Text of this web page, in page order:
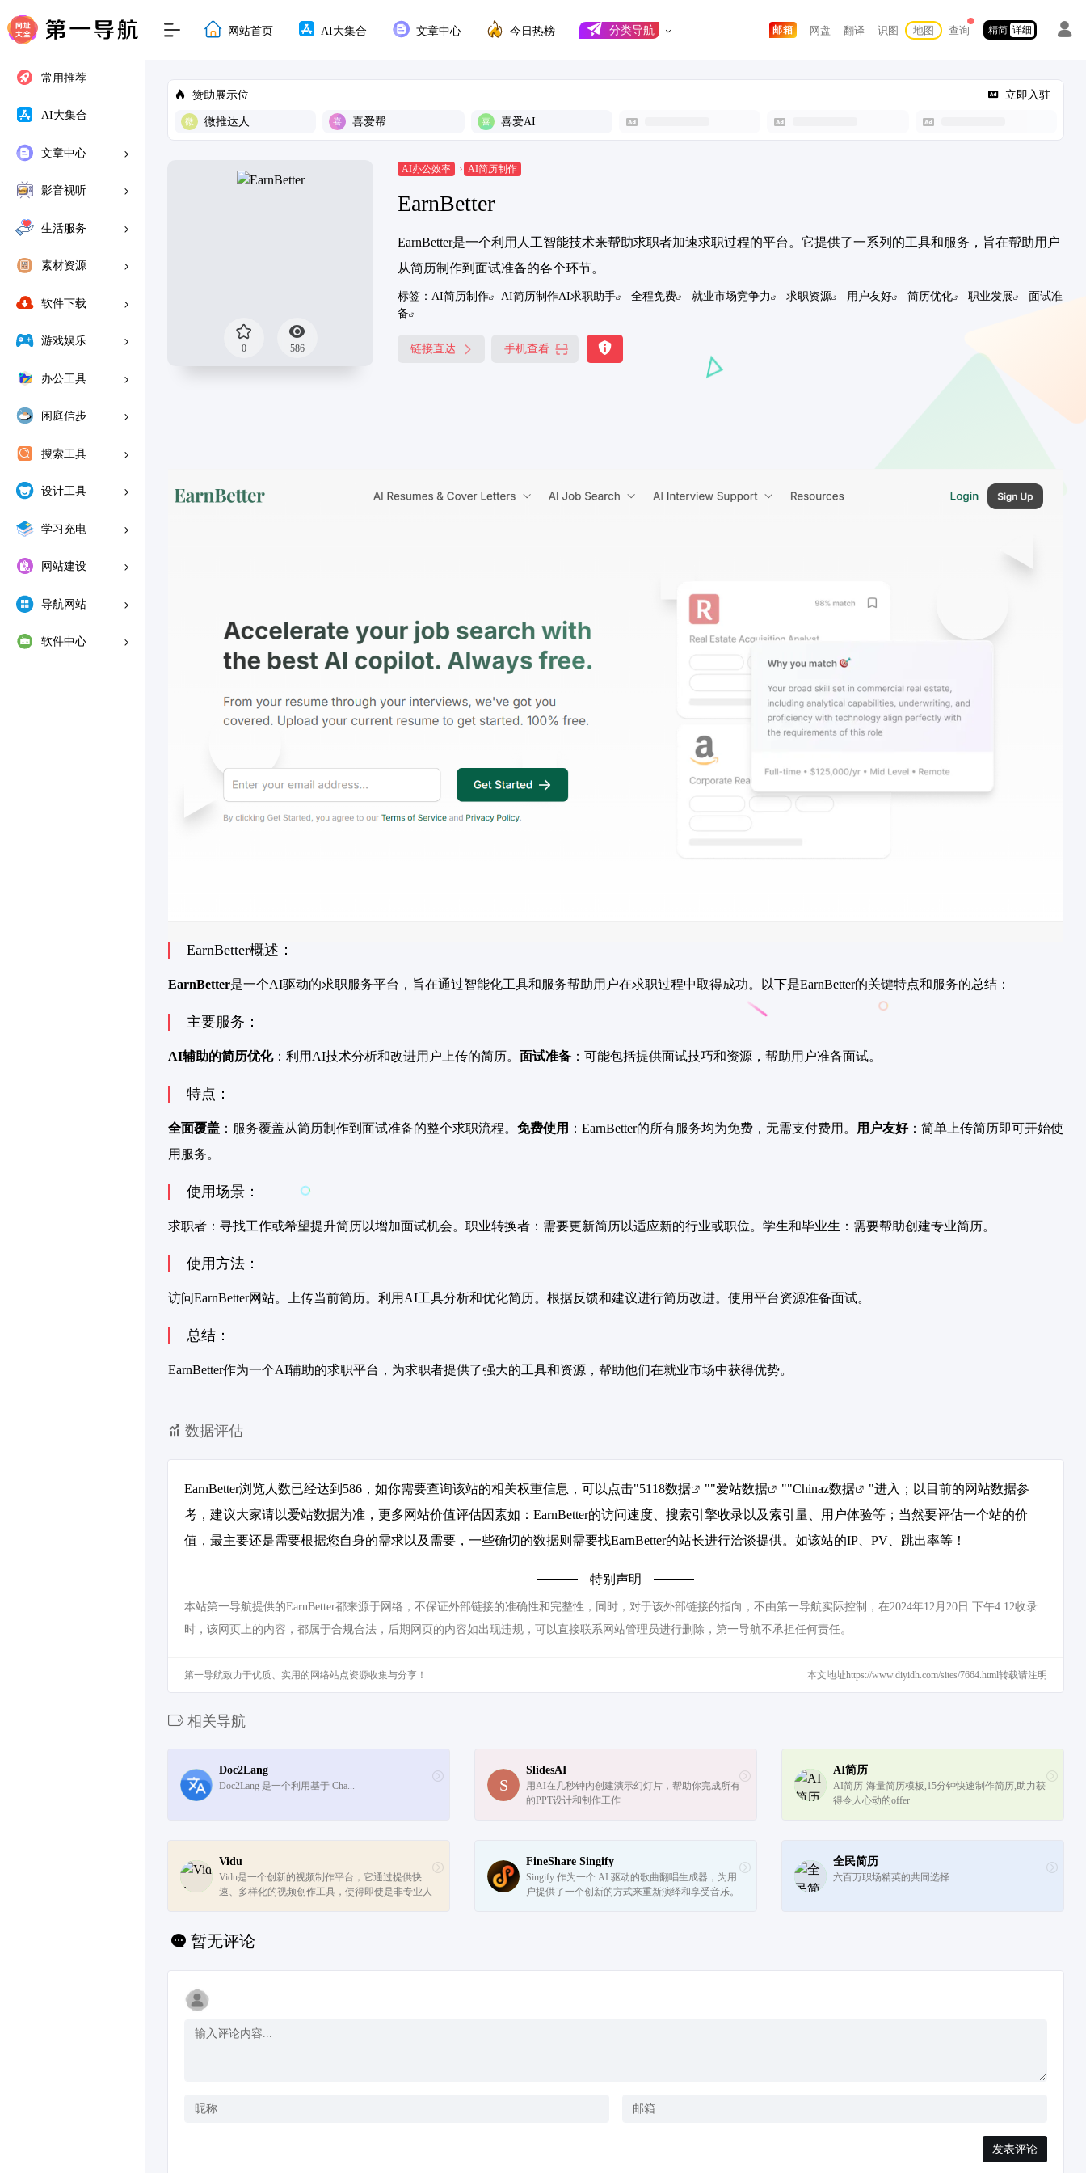
常用推荐
AI大集合
文章中心
影音视听
生活服务
素材资源
软件下载
游戏娱乐
办公工具
闲庭信步
搜索工具
设计工具
学习充电
网站建设
导航网站
软件中心
网站首页 AI大集合 文章中心 今日热榜 分类导航 邮箱 网盘 翻译 识图 地图 查询 精简 详细
赞助展示位 立即入驻
微推达人 喜爱帮 喜爱AI
0 586
AI办公效率 AI简历制作
EarnBetter
EarnBetter是一个利用人工智能技术来帮助求职者加速求职过程的平台。它提供了一系列的工具和服务，旨在帮助用户
从简历制作到面试准备的各个环节。
标签： AI简历制作 AI简历制作AI求职助手 全程免费 就业市场竞争力 求职资源 用户友好 简历优化 职业发展
面试准
备
链接直达 手机查看
EarnBetter概述：
EarnBetter是一个AI驱动的求职服务平台，旨在通过智能化工具和服务帮助用户在求职过程中取得成功。以下是EarnBetter的关键特点和服务的总结：
主要服务：
AI辅助的简历优化：利用AI技术分析和改进用户上传的简历。 面试准备 ：可能包括提供面试技巧和资源，帮助用户准备面试。
特点：
全面覆盖 ：服务覆盖从简历制作到面试准备的整个求职流程。 免费使用 ：EarnBetter的所有服务均为免费，无需支付费用。 用户友好：简单上传简历即可开始使
用服务。
使用场景：
求职者：寻找工作或希望提升简历以增加面试机会。职业转换者：需要更新简历以适应新的行业或职位。学生和毕业生：需要帮助创建专业简历。
使用方法：
访问EarnBetter网站。上传当前简历。利用AI工具分析和优化简历。根据反馈和建议进行简历改进。使用平台资源准备面试。
总结：
EarnBetter作为一个AI辅助的求职平台，为求职者提供了强大的工具和资源，帮助他们在就业市场中获得优势。
数据评估
EarnBetter浏览人数已经达到586，如你需要查询该站的相关权重信息，可以点击"5118数据 ""爱站数据 ""Chinaz数据
"进入；以目前的网站数据参
考，建议大家请以爱站数据为准，更多网站价值评估因素如：EarnBetter的访问速度、搜索引擎收录以及索引量、用户体验等；当然要评估一个站的价
值，最主要还是需要根据您自身的需求以及需要，一些确切的数据则需要找EarnBetter的站长进行洽谈提供。如该站的IP、PV、跳出率等！
特别声明
本站第一导航提供的EarnBetter都来源于网络，不保证外部链接的准确性和完整性，同时，对于该外部链接的指向，不由第一导航实际控制，在2024年12月20日 下午4:12收录
时，该网页上的内容，都属于合规合法，后期网页的内容如出现违规，可以直接联系网站管理员进行删除，第一导航不承担任何责任。
第一导航致力于优质、实用的网络站点资源收集与分享！ 本文地址https://www.diyidh.com/sites/7664.html转载请注明
相关导航
Doc2Lang
Doc2Lang 是一个利用基于 Cha...
SlidesAI
用AI在几秒钟内创建演示幻灯片，帮助你完成所有
的PPT设计和制作工作
AI简历
AI简历-海量简历模板,15分钟快速制作简历,助力获
得令人心动的offer
Vidu
Vidu是一个创新的视频制作平台，它通过提供快
速、多样化的视频创作工具，使得即使是非专业人
FineShare Singify
Singify 作为一个 AI 驱动的歌曲翻唱生成器，为用
户提供了一个创新的方式来重新演绎和享受音乐。
全民简历
六百万职场精英的共同选择
暂无评论
发表评论